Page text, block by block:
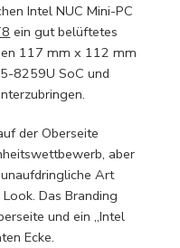
Intel NUC Mini-PC
ein gut belüftetes
117 mm x 112 mm
8259U SoC und
der Oberseite
aber
Art
Das Branding
und ein „Intel
Ecke.